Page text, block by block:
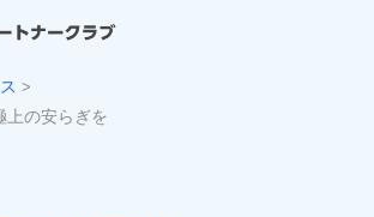
ス>
上の安らぎを